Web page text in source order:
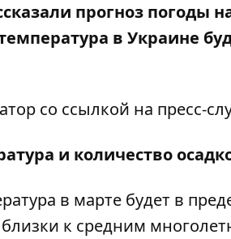
прогноз погоды
в Украине
со ссылкой на пресс-
и количество
в марте будет в
близки к средним